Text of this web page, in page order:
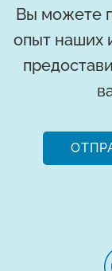
Вы можете
опыт наших